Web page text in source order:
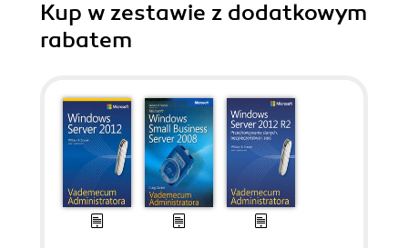
Kup w zestawie z dodatkowym
rabatem